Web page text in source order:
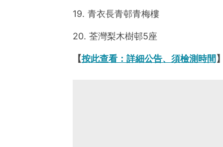
19. 青衣長青邨青梅樓
20. 荃灣梨木樹邨5座
【按此查看：詳細公告、須檢測時間